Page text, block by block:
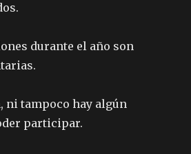
durante el año son
ni tampoco hay algún
participar.